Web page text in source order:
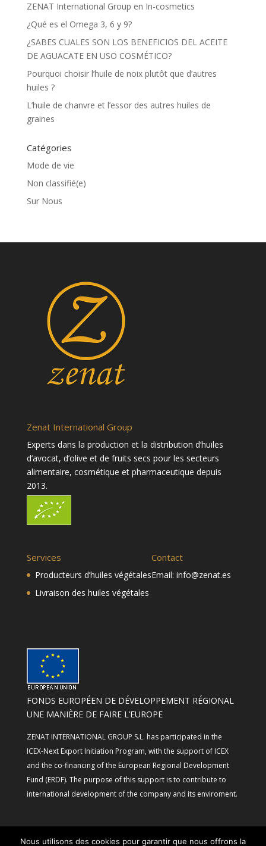
ZENAT International Group en In-cosmetics
¿Qué es el Omega 3, 6 y 9?
¿SABES CUALES SON LOS BENEFICIOS DEL ACEITE
DE AGUACATE EN USO COSMÉTICO?
Pourquoi choisir l’huile de noix plutôt que d’autres
huiles ?
L’huile de chanvre et l’essor des autres huiles de
graines
Catégories
Mode de vie
Non classifié(e)
Sur Nous
Zenat International Group
Experts dans la production et la distribution d’huiles
d’avocat, d’olive et de fruits secs pour les secteurs
alimentaire, cosmétique et pharmaceutique depuis
2013.
Services
Producteurs d’huiles végétales
Livraison des huiles végétales
Contact
Email: info@zenat.es
FONDS EUROPÉEN DE DÉVELOPPEMENT RÉGIONAL
UNE MANIÈRE DE FAIRE L’EUROPE
ZENAT INTERNATIONAL GROUP S.L. has participated in the
ICEX-Next Export Initiation Program, with the support of ICEX
and the co-financing of the European Regional Development
Fund (ERDF). The purpose of this support is to contribute to
international development of the company and its enviroment.
Nous utilisons des cookies pour garantir que nous offrons la